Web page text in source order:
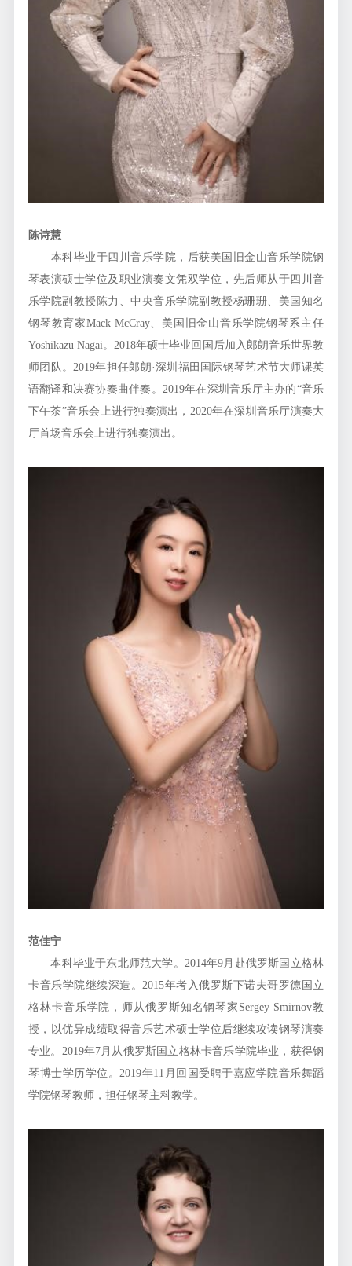
陈诗慧
本科毕业于四川音乐学院，后获美国旧金山音乐学院钢
琴表演硕士学位及职业演奏文凭双学位，先后师从于四川音
乐学院副教授陈力、中央音乐学院副教授杨珊珊、美国知名
钢琴教育家Mack McCray、美国旧金山音乐学院钢琴系主任
Yoshikazu Nagai。2018年硕士毕业回国后加入郎朗音乐世界教
师团队。2019年担任郎朗·深圳福田国际钢琴艺术节大师课英
语翻译和决赛协奏曲伴奏。2019年在深圳音乐厅主办的“音乐
下午茶”音乐会上进行独奏演出，2020年在深圳音乐厅演奏大
厅首场音乐会上进行独奏演出。
范佳宁
本科毕业于东北师范大学。2014年9月赴俄罗斯国立格林
卡音乐学院继续深造。2015年考入俄罗斯下诺夫哥罗德国立
格林卡音乐学院，师从俄罗斯知名钢琴家Sergey Smirnov教
授，以优异成绩取得音乐艺术硕士学位后继续攻读钢琴演奏
专业。2019年7月从俄罗斯国立格林卡音乐学院毕业，获得钢
琴博士学历学位。2019年11月回国受聘于嘉应学院音乐舞蹈
学院钢琴教师，担任钢琴主科教学。